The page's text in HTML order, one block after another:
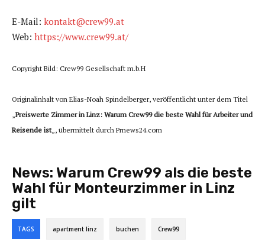
E-Mail: kontakt@crew99.at
Web: https://www.crew99.at/
Copyright Bild: Crew99 Gesellschaft m.b.H
Originalinhalt von Elias-Noah Spindelberger, veröffentlicht unter dem Titel
„Preiswerte Zimmer in Linz: Warum Crew99 die beste Wahl für Arbeiter und
Reisende ist„, übermittelt durch Prnews24.com
News: Warum Crew99 als die beste
Wahl für Monteurzimmer in Linz
gilt
TAGS apartment linz buchen Crew99